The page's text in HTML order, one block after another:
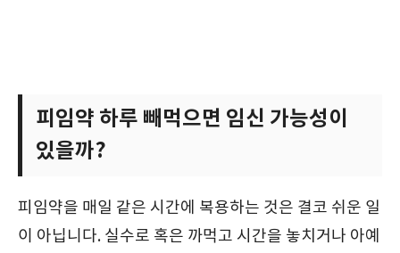
피임약 하루 빼먹으면 임신 가능성이
있을까?
피임약을 매일 같은 시간에 복용하는 것은 결코 쉬운 일
이 아닙니다. 실수로 혹은 까먹고 시간을 놓치거나 아예